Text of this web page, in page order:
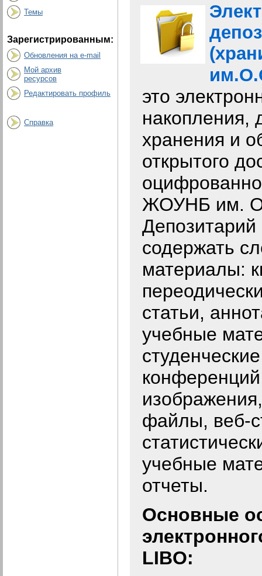
Темы
Зарегистрированным:
Обновления на e-mail
Мой архив
ресурсов
Редактировать профиль
Справка
это
накопления,
хранения и
открытого
ЖОУНБ им.
содержать
материалы:
статьи,
учебные
файлы, веб-
учебные
отчеты.
Основные
LIBO: